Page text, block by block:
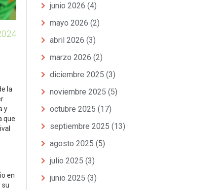
la
y
que
en
su
junio 2026 (4)
mayo 2026 (2)
abril 2026 (3)
marzo 2026 (2)
diciembre 2025 (3)
noviembre 2025 (5)
octubre 2025 (17)
septiembre 2025 (13)
agosto 2025 (5)
julio 2025 (3)
junio 2025 (3)